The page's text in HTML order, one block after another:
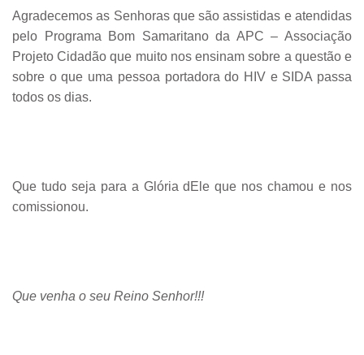
Agradecemos as Senhoras que são assistidas e atendidas
pelo Programa Bom Samaritano da APC – Associação
Projeto Cidadão que muito nos ensinam sobre a questão e
sobre o que uma pessoa portadora do HIV e SIDA passa
todos os dias.
Que tudo seja para a Glória dEle que nos chamou e nos
comissionou.
Que venha o seu Reino Senhor!!!